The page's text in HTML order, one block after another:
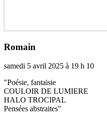
Romain
samedi 5 avril 2025 à 19 h 10
"Poésie, fan­­tai­­sie
COULOIR DE LUMIERE
HALO TROCIPAL
Pensées abs­­trai­­tes"